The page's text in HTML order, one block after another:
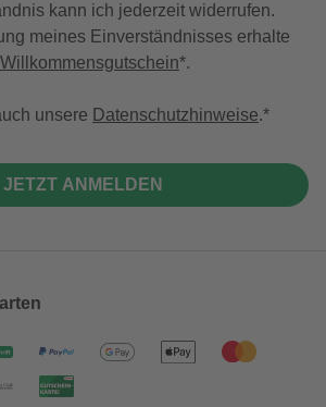
kann ich jederzeit widerrufen.
meines Einverständnisses erhalte
*.
unsere Datenschutzhinweise.
JETZT ANMELDEN